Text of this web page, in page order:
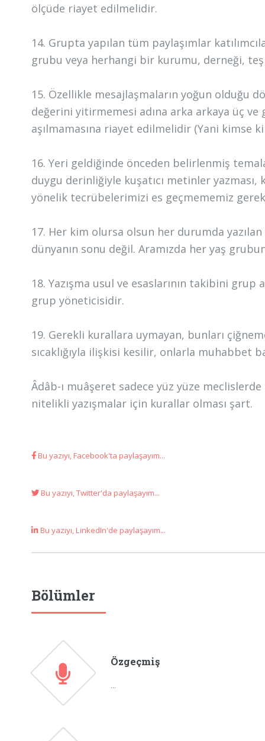
ölçüde riayet edilmelidir.
14. Grupta yapılan tüm paylaşımlar
grubu veya herhangi bir kurumu, derneği,
15. Özellikle mesajlaşmaların yoğun olduğu
değerini yitirmemesi adına arka arkaya üç
aşılmamasına riayet edilmelidir (Yani kimse
16. Yeri geldiğinde önceden belirlenmiş
duygu derinliğiyle kuşatıcı metinler yazması,
yönelik tecrübelerimizi es geçmememiz
17. Her kim olursa olsun her durumda
dünyanın sonu değil. Aramızda her yaş
18. Yazışma usul ve esaslarının takibini
grup yöneticisidir.
19. Gerekli kurallara uymayan, bunları
sıcaklığıyla ilişkisi kesilir, onlarla muhabbet
Âdâb-ı muâşeret sadece yüz yüze
nitelikli yazışmalar için kurallar olması şart.
Bu yazıyı, Facebook'ta paylaşayım...
Bu yazıyı, Twitter'da paylaşayım...
Bu yazıyı, LinkedIn'de paylaşayım...
Bölümler
Özgeçmiş
...